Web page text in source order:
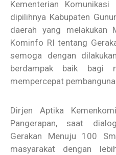
Kementerian
dipilihnya Kabupaten
daerah yang melakukan
Kominfo RI tentang
semoga dengan
berdampak baik bagi
mempercepat
Dirjen Aptika
Pangerapan, saat
Gerakan Menuju 100
masyarakat dengan